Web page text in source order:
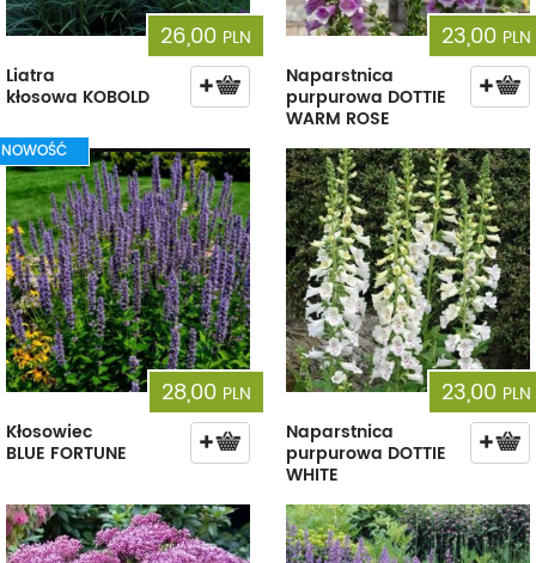
26,00 PLN
Liatra
kłosowa KOBOLD
23,00 PLN
Naparstnica
purpurowa DOTTIE
WARM ROSE
NOWOŚĆ
28,00 PLN
Kłosowiec
BLUE FORTUNE
23,00 PLN
Naparstnica
purpurowa DOTTIE
WHITE